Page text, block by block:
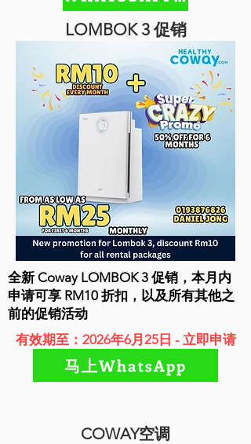
LOMBOK 3 促销
全新 Coway LOMBOK 3 促销，本月内
申请可享 RM10 折扣，以及所有其他之
前的促销活动
有效期至：2026年6月25日 - 立即申请
马上WhatsApp
COWAY空调